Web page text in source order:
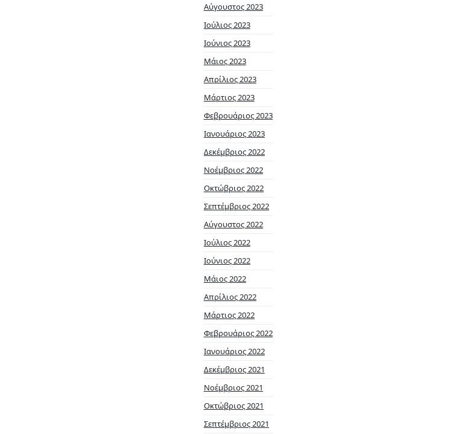
Αύγουστος 2023
Ιούλιος 2023
Ιούνιος 2023
Μάιος 2023
Απρίλιος 2023
Μάρτιος 2023
Φεβρουάριος 2023
Ιανουάριος 2023
Δεκέμβριος 2022
Νοέμβριος 2022
Οκτώβριος 2022
Σεπτέμβριος 2022
Αύγουστος 2022
Ιούλιος 2022
Ιούνιος 2022
Μάιος 2022
Απρίλιος 2022
Μάρτιος 2022
Φεβρουάριος 2022
Ιανουάριος 2022
Δεκέμβριος 2021
Νοέμβριος 2021
Οκτώβριος 2021
Σεπτέμβριος 2021